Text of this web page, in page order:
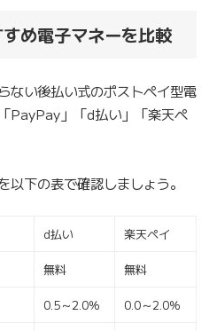
め電子マネーを比較
ない後払い式のポストペイ型電
PayPay」「d払い」「楽天ペ
下の表で確認しましょう。
d払い 楽天ペイ
無料 無料
0.5～2.0％ 0.0～2.0％